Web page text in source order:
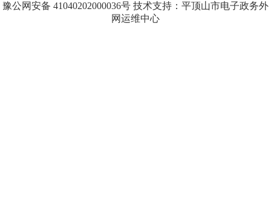
豫公网安备 41040202000036号 技术支持：平顶山市电子政务外
网运维中心